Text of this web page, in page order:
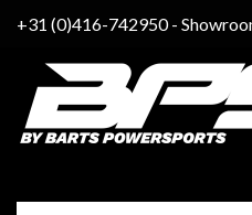
inhoud
+31 (0)416-742950-